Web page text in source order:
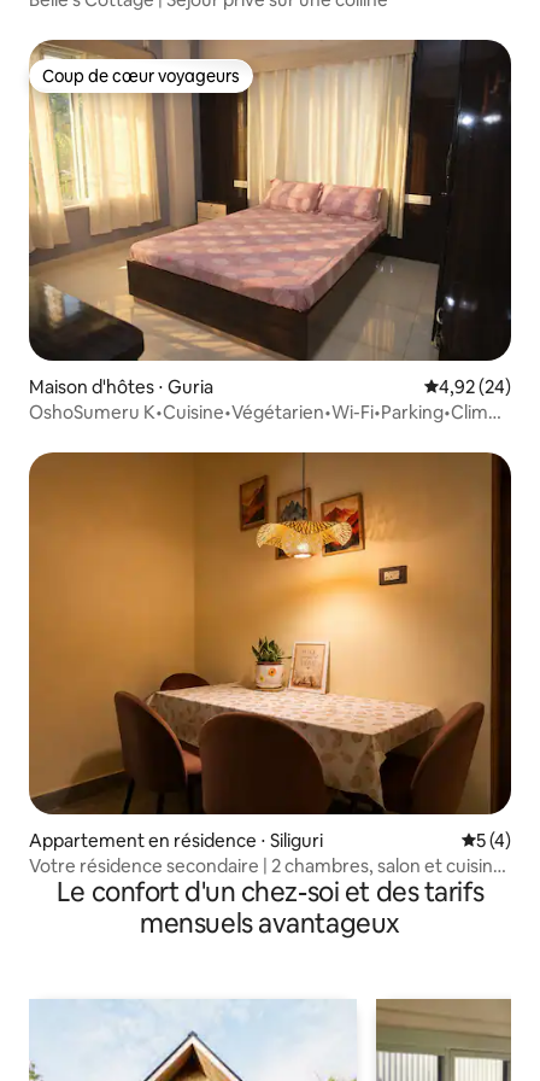
Coup de cœur voyageurs
Coup de cœur voyageurs
Maison d'hôtes ⋅ Guria Évaluation
4,92 (24)
OshoSumeru K•Cuisine•Végétarien•Wi-Fi•Parking•Clim
Appartement en résidence ⋅ Siliguri
5 (4)
Votre résidence secondaire | 2 chambres, salon et cuisine
confortables |
Le confort d'un chez-soi et des tarifs
mensuels avantageux